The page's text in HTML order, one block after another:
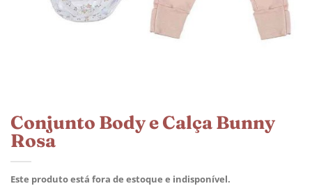
Conjunto Body e Calça Bunny
Rosa
Este produto está fora de estoque e indisponível.